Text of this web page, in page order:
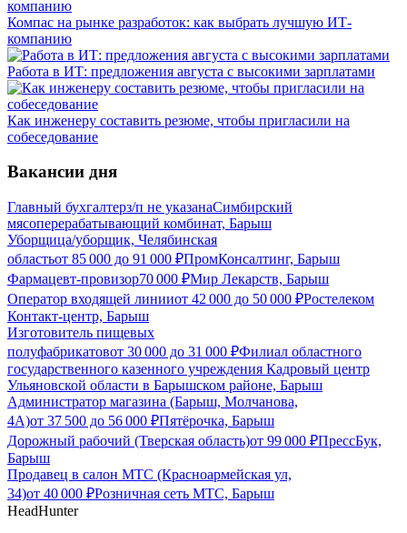
Компас на рынке разработок: как выбрать лучшую ИТ-
компанию
Работа в ИТ: предложения августа с высокими зарплатами
Как инженеру составить резюме, чтобы пригласили на
собеседование
Вакансии дня
Главный бухгалтерз/п не указанаСимбирский
мясоперерабатывающий комбинат, Барыш
Уборщица/уборщик, Челябинская
областьот 85 000 до 91 000 ₽ПромКонсалтинг, Барыш
Фармацевт-провизор70 000 ₽Мир Лекарств, Барыш
Оператор входящей линииот 42 000 до 50 000 ₽Ростелеком
Контакт-центр, Барыш
Изготовитель пищевых
полуфабрикатовот 30 000 до 31 000 ₽Филиал областного
государственного казенного учреждения Кадровый центр
Ульяновской области в Барышском районе, Барыш
Администратор магазина (Барыш, Молчанова,
4А)от 37 500 до 56 000 ₽Пятёрочка, Барыш
Дорожный рабочий (Тверская область)от 99 000 ₽ПрессБук,
Барыш
Продавец в салон МТС (Красноармейская ул,
34)от 40 000 ₽Розничная сеть МТС, Барыш
HeadHunter